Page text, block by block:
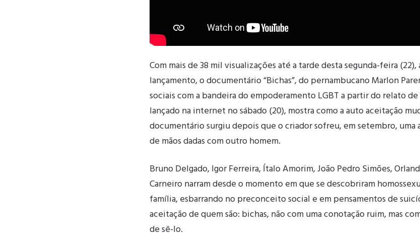
Com mais de 38 mil visualizações até a tarde desta segunda-feira
lançamento, o documentário “Bichas”, do pernambucano Marlon
sociais com a bandeira do empoderamento LGBT a partir do relato de
lançado na internet no sábado (20), mostra como a auto aceitação
documentário surgiu depois que o criador sofreu, em setembro, uma
de mãos dadas com outro homem.
Bruno Delgado, Igor Ferreira, Ítalo Amorim, João Pedro Simões,
Carneiro narram desde o momento em que se descobriram
família, esbarrando no preconceito social e em pensamentos de
aceitação de quem são: bichas, não com uma conotação ruim, mas
de sê-lo.